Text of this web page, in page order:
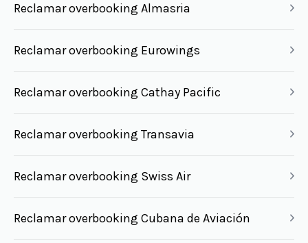
Reclamar overbooking Almasria
Reclamar overbooking Eurowings
Reclamar overbooking Cathay Pacific
Reclamar overbooking Transavia
Reclamar overbooking Swiss Air
Reclamar overbooking Cubana de Aviación